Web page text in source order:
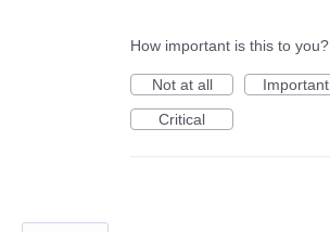
How important is this to you?
Not at all
Important
Critical